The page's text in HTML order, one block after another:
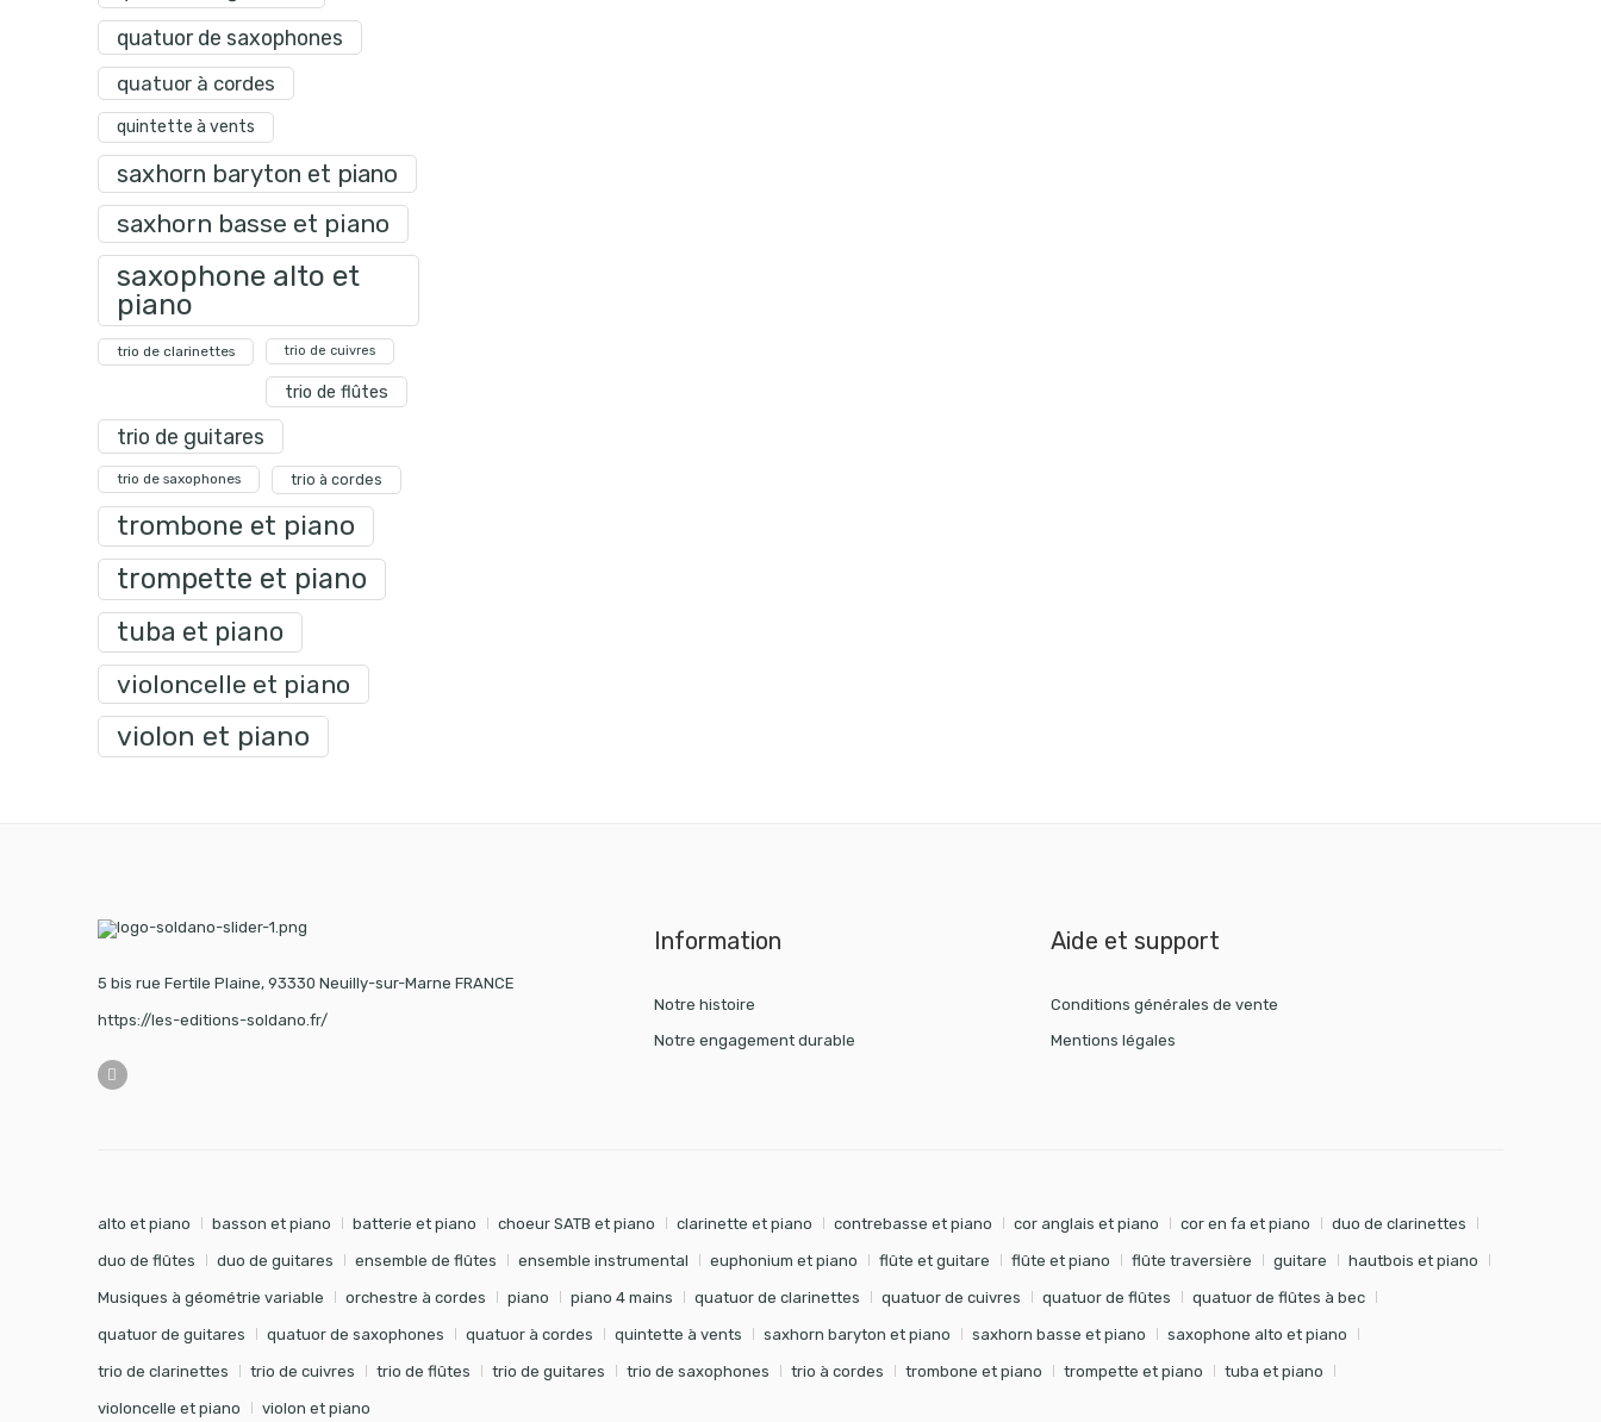
quatuor de saxophones
quatuor à cordes
quintette à vents
saxhorn baryton et piano
saxhorn basse et piano
saxophone alto et
piano
trio de clarinettes trio de cuivres
trio de flûtes
trio de guitares
trio de saxophones trio à cordes
trombone et piano
trompette et piano
tuba et piano
violoncelle et piano
violon et piano
5 bis rue Fertile Plaine, 93330 Neuilly-sur-Marne FRANCE
https://les-editions-soldano.fr/
Information
Notre histoire
Notre engagement durable
Aide et support
Conditions générales de vente
Mentions légales
alto et piano basson et piano batterie et piano choeur SATB et piano clarinette et piano contrebasse et piano cor anglais et piano cor en fa et piano duo de clarinettes
duo de flûtes duo de guitares ensemble de flûtes ensemble instrumental euphonium et piano flûte et guitare flûte et piano flûte traversière guitare hautbois et piano
Musiques à géométrie variable orchestre à cordes piano piano 4 mains quatuor de clarinettes quatuor de cuivres quatuor de flûtes quatuor de flûtes à bec
quatuor de guitares quatuor de saxophones quatuor à cordes quintette à vents saxhorn baryton et piano saxhorn basse et piano saxophone alto et piano
trio de clarinettes trio de cuivres trio de flûtes trio de guitares trio de saxophones trio à cordes trombone et piano trompette et piano tuba et piano
violoncelle et piano violon et piano